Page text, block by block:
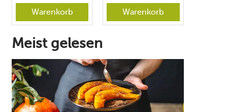
Warenkorb Warenkorb
Meist gelesen